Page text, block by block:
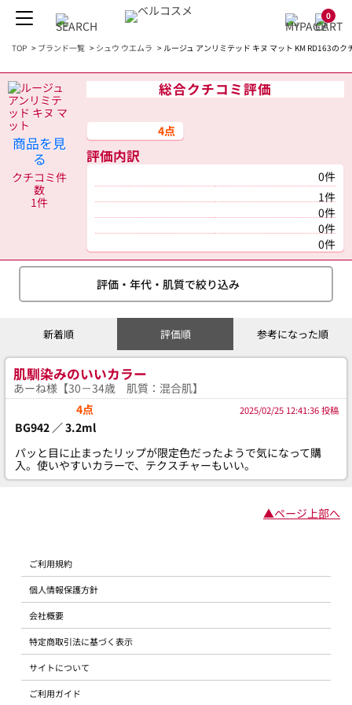
0
TOP > ブランド一覧 > シュウ ウエムラ >ルージュ アンリミテッド キヌ マット KM RD163のク
商品を見
る
クチコミ件
数
1件
総合クチコミ評価
4点
評価内訳
0件
1件
0件
0件
0件
評価・年代・肌質で絞り込み
新着順 評価順 参考になった順
肌馴染みのいいカラー
あーね様【30－34歳 肌質：混合肌】
4点
2025/02/25 12:41:36 投稿
BG942 ／ 3.2ml
パッと目に止まったリップが限定色だったようで気になって購
入。使いやすいカラーで、テクスチャーもいい。
▲ページ上部へ
ご利用規約
個人情報保護方針
会社概要
特定商取引法に基づく表示
サイトについて
ご利用ガイド